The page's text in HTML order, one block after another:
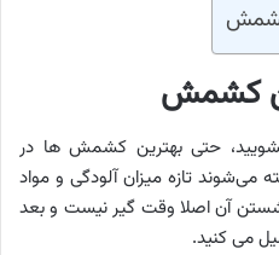
کشمش
کشمش
حتی بهترین کشمش ها در
تازه میزان آلودگی و مواد
شستن آن اصلا وقت گیر نیست و بعد
می کنید.